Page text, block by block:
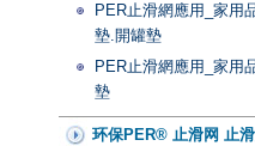
PER止滑網應用_家用
墊.開罐墊
PER止滑網應用_家用
墊
环保PER® 止滑网 止